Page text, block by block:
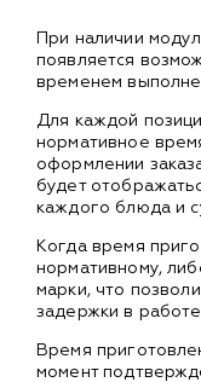
При наличии
появляется
временем
Для каждой
нормативное
оформлении
будет
каждого блюда и
Когда время
нормативному,
марки, что
задержки в работе
Время
момент